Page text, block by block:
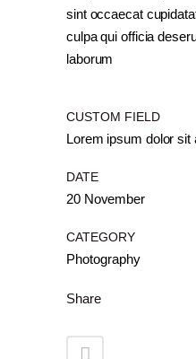
sint occaecat
culpa qui officia
laborum
CUSTOM FIELD
Lorem ipsum dolor sit
DATE
20 November
CATEGORY
Photography
Share